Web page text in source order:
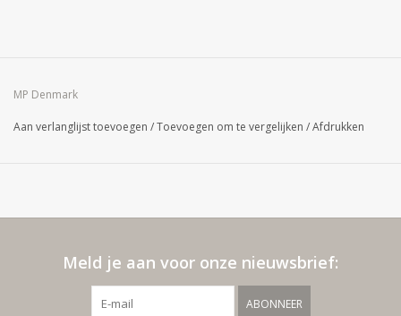
MP Denmark
Aan verlanglijst toevoegen /Toevoegen om te vergelijken /Afdrukken
Meld je aan voor onze nieuwsbrief:
ABONNEER